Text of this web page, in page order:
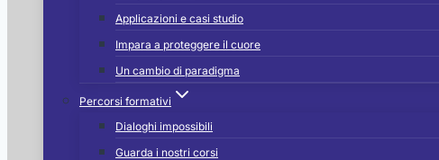
Applicazioni e casi studio
Impara a proteggere il cuore
Un cambio di paradigma
Percorsi formativi
Dialoghi impossibili
Guarda i nostri corsi